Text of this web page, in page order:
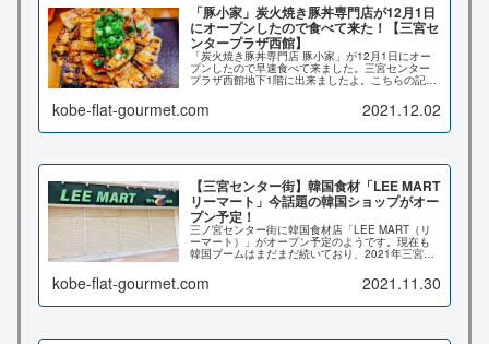
「豚小家」炭火焼き豚丼専門店が12月1日
にオープンしたので食べて来た！【三宮セ
ンタープラザ西館】
「炭火焼き豚丼専門店 豚小家」が12月1日にオー
プンしたので早速食べて来ました。三宮センター
プラザ西館地下1階に出来ましたよ。こちらの記事
ではメニュー、店内の様子、場所、蒲焼き豚丼を
食べてみた感想など詳しくお伝え致します♪【神戸
三ノ宮ランチ】
kobe-flat-gourmet.com 2021.12.02
【三宮センター街】韓国食材「LEE MART
リーマート」今話題の韓国ショップがオー
プン予定！
三ノ宮センター街に韓国食材店「LEE MART（リ
ーマート）」がオープン予定のようです。現在も
韓国ブームはまだまだ続いており、2021年三宮で
も韓国ショップが次々とオープンし、どのお店も
話題になっていますよ。こちらの記事ではお店の
場所や、現在分かっている情報など詳しくお伝え
kobe-flat-gourmet.com 2021.11.30